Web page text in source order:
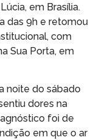
em Brasília.
das 9h e retomou
com
Sua Porta, em
noite do sábado
dores na
foi de
em que o ar